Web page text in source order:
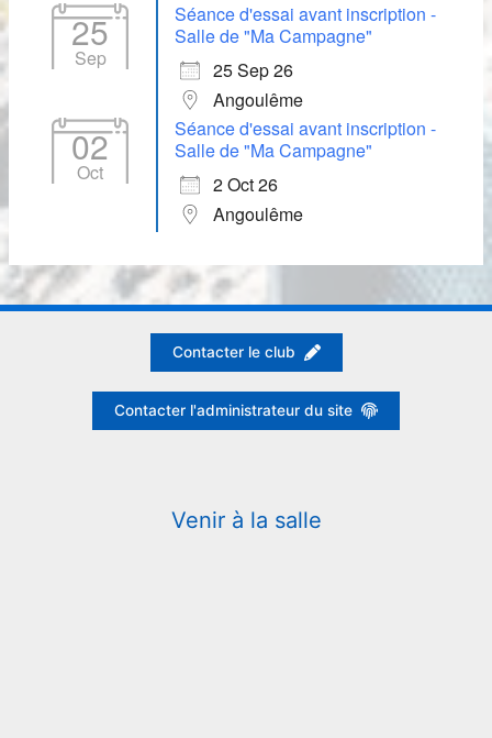
25
Sep
Séance d'essai avant inscription -
Salle de "Ma Campagne"
25 Sep 26
Angoulême
02
Oct
Séance d'essai avant inscription -
Salle de "Ma Campagne"
2 Oct 26
Angoulême
Contacter le club
Contacter l'administrateur du site
Venir à la salle